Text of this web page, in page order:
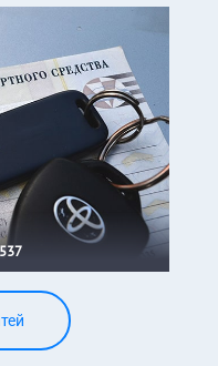
537